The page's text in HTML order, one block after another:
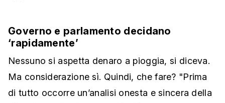
Governo e parlamento decidano
‘rapidamente’
Nessuno si aspetta denaro a pioggia, si diceva.
Ma considerazione sì. Quindi, che fare? "Prima
di tutto occorre un’analisi onesta e sincera della